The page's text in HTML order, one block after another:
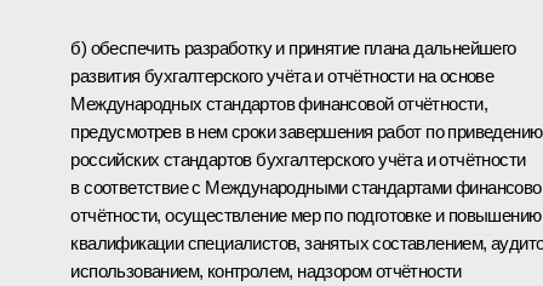
б) обеспечить разработку и принятие плана дальнейшего
развития бухгалтерского учёта и отчётности на основе
Международных стандартов финансовой отчётности,
предусмотрев в нем сроки завершения работ по приведению
российских стандартов бухгалтерского учёта и отчётности
в соответствие с Международными стандартами
отчётности, осуществление мер по подготовке и повышению
квалификации специалистов, занятых составлением,
использованием, контролем, надзором отчётности